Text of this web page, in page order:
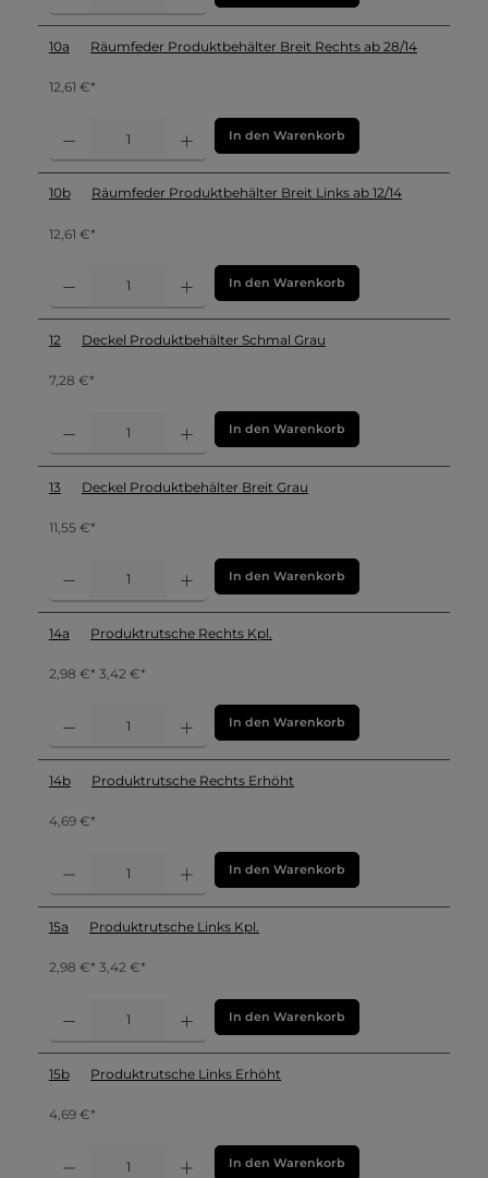
10a Räumfeder Produktbehälter Breit Rechts ab 28/14
12,61 €*
In den Warenkorb
10b Räumfeder Produktbehälter Breit Links ab 12/14
12,61 €*
In den Warenkorb
12 Deckel Produktbehälter Schmal Grau
7,28 €*
In den Warenkorb
13 Deckel Produktbehälter Breit Grau
11,55 €*
In den Warenkorb
14a Produktrutsche Rechts Kpl.
2,98 €* 3,42 €*
In den Warenkorb
14b Produktrutsche Rechts Erhöht
4,69 €*
In den Warenkorb
15a Produktrutsche Links Kpl.
2,98 €* 3,42 €*
In den Warenkorb
15b Produktrutsche Links Erhöht
4,69 €*
In den Warenkorb